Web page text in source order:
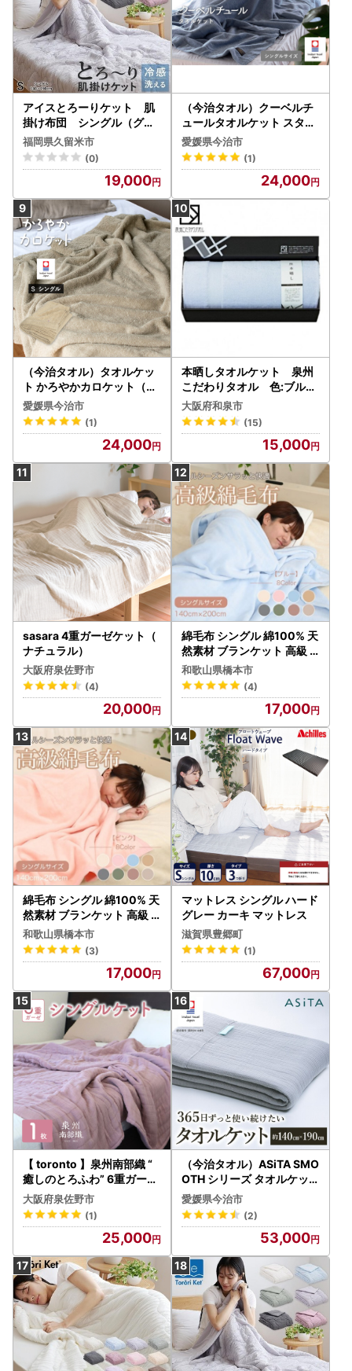
アイスとろーりケット 肌
掛け布団 シングル（グレ
ー）_アイス とろーりケッ
ト 肌掛け 布団 シングル キ
ルトケット ひんやり 冷感
洗える 140 × 190cm 夏 熱
帯夜 とろーり 柔らか リバ
ーシブル 掛け心地 レーヨン
吸湿 ポリエステル マイクロ
長繊維 ホコリ 出にくい 清
潔 送料無料 〔Qc055-gy〕
福岡県久留米市
(0)
19,000
（今治タオル）クーベルチ
ュールタオルケット スタン
ダード（サックスブルー）
愛媛県今治市
(1)
24,000
（今治タオル）タオルケッ
ト かろやかカロケット（グ
レージュ）
愛媛県今治市
(1)
24,000
本晒しタオルケット 泉州
こだわりタオル 色:ブルー
【1210738】
大阪府和泉市
(15)
15,000
sasara 4重ガーゼケット（
ナチュラル）
大阪府泉佐野市
(4)
20,000
綿毛布 シングル 綿100% 天
然素材 ブランケット 高級
シール織 ブルー【1068731
】
和歌山県橋本市
(4)
17,000
綿毛布 シングル 綿100% 天
然素材 ブランケット 高級
シール織 ピンク【106985
2】
和歌山県橋本市
(3)
17,000
マットレス シングル ハード
グレー カーキ マットレス
滋賀県豊郷町
(1)
67,000
【 toronto 】泉州南部織 “
癒しのとろふわ” 6重ガーゼ
シングルケット（くすみ桜
）
大阪府泉佐野市
(1)
25,000
（今治タオル）ASiTA SMO
OTH シリーズ タオルケット
１枚 ライトグレー
愛媛県今治市
(2)
53,000